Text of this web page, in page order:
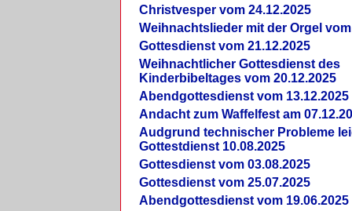
Christvesper vom 24.12.2025
Weihnachtslieder mit der Orgel vom
Gottesdienst vom 21.12.2025
Weihnachtlicher Gottesdienst des
Kinderbibeltages vom 20.12.2025
Abendgottesdienst vom 13.12.2025
Andacht zum Waffelfest am
Audgrund technischer Probleme
Gottestdienst 10.08.2025
Gottesdienst vom 03.08.2025
Gottesdienst vom 25.07.2025
Abendgottesdienst vom 19.06.2025